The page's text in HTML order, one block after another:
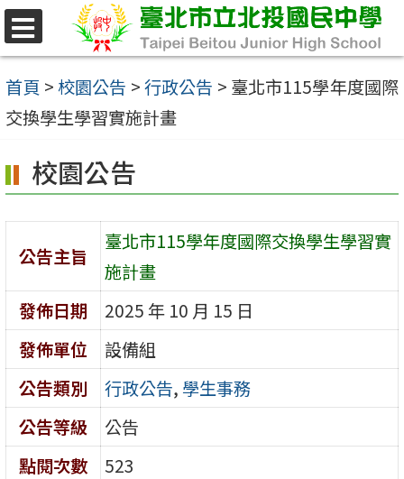
跳
至
主
要
容
區
首頁 >校園公告 >行政公告 > 臺北市115學年度國際
交換學生學習實施計畫
校園公告
公告主旨
臺北市115學年度國際交換學生學習實
施計畫
發佈日期
2025 年 10 月 15 日
發佈單位
設備組
公告類別
行政公告, 學生事務
公告等級
公告
點閱次數
523
選
單